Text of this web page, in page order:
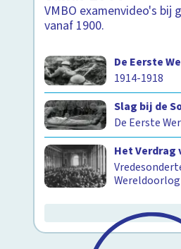
VMBO examenvideo's bij
vanaf 1900.
De Eerste
1914-1918
Slag bij de
De Eerste
Het Verdrag
Wereldoorlog